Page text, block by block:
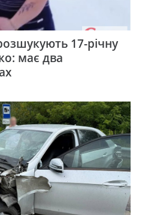
17-річну
має два